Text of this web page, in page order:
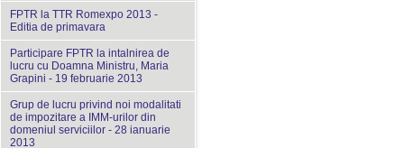
FPTR la TTR Romexpo 2013 -
Editia de primavara
Participare FPTR la intalnirea de
lucru cu Doamna Ministru, Maria
Grapini - 19 februarie 2013
Grup de lucru privind noi modalitati
de impozitare a IMM-urilor din
domeniul serviciilor - 28 ianuarie
2013